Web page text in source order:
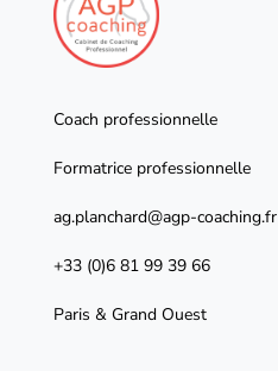
Coach professionnelle
Formatrice professionnelle
ag.planchard@agp-coaching.fr
+33 (0)6 81 99 39 66
Paris & Grand Ouest